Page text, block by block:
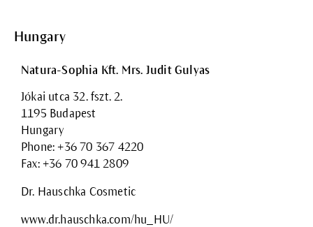
Hungary
Natura-Sophia Kft. Mrs. Judit Gulyas
Jókai utca 32. fszt. 2.
1195 Budapest
Hungary
Phone: +36 70 367 4220
Fax: +36 70 941 2809
Dr. Hauschka Cosmetic
www.dr.hauschka.com/hu_HU/